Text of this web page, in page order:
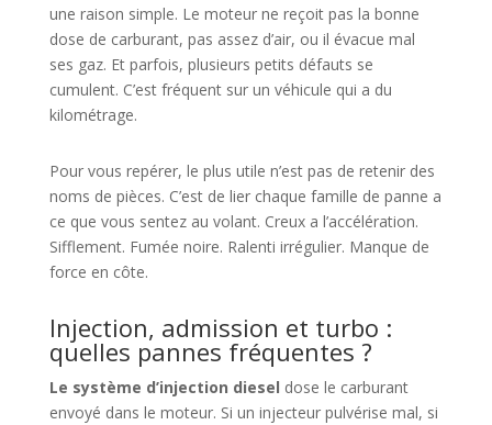
une raison simple. Le moteur ne reçoit pas la bonne
dose de carburant, pas assez d’air, ou il évacue mal
ses gaz. Et parfois, plusieurs petits défauts se
cumulent. C’est fréquent sur un véhicule qui a du
kilométrage.
Pour vous repérer, le plus utile n’est pas de retenir des
noms de pièces. C’est de lier chaque famille de panne a
ce que vous sentez au volant. Creux a l’accélération.
Sifflement. Fumée noire. Ralenti irrégulier. Manque de
force en côte.
Injection, admission et turbo :
quelles pannes fréquentes ?
Le système d’injection diesel dose le carburant
envoyé dans le moteur. Si un injecteur pulvérise mal, si